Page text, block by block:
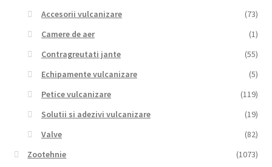
Accesorii vulcanizare
(73)
Camere de aer
(1)
Contragreutati jante
(55)
Echipamente vulcanizare
(5)
Petice vulcanizare
(119)
Solutii si adezivi vulcanizare
(19)
Valve
(82)
Zootehnie
(1073)